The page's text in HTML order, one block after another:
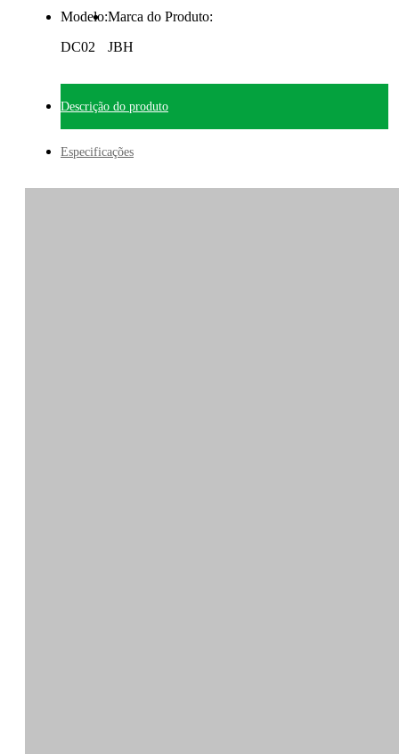
Modelo:
DC02
Marca do Produto:
JBH
Descrição do produto
Especificações